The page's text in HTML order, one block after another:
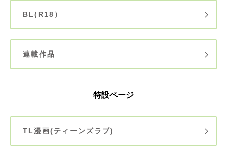
BL(R18）
連載作品
特設ページ
TL漫画(ティーンズラブ)